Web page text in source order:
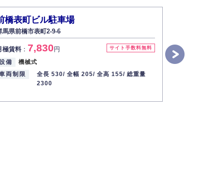
橋表町ビル駐車場
馬県前橋市表町2-9-6
サイト手数料無料
極賃料： 7,830円
備
機械式
両制限
全長 530/ 全幅 205/ 全高 155/ 総重量
2300
月極賃料